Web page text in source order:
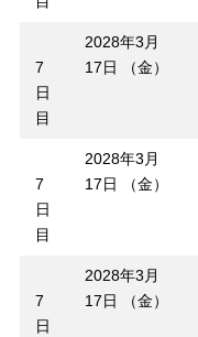
7
日
目
2028年3月
17日 （金）
7
日
目
2028年3月
17日 （金）
7
日
2028年3月
17日 （金）